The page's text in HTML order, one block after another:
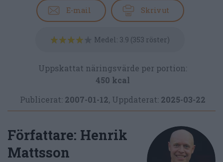
E-mail Skriv ut
Medel: 3.9 (353 röster)
Uppskattat näringsvärde per portion:
450 kcal
Publicerat: 2007-01-12, Uppdaterat: 2025-03-22
Författare: Henrik
Mattsson